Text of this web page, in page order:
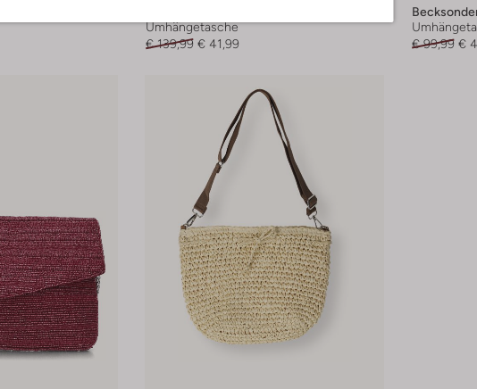
Umhängetasche
€ 139,99 € 41,99
€ 99,99 €